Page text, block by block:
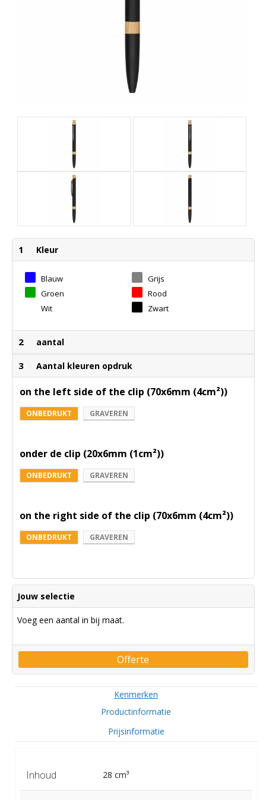
1 Kleur
Blauw
Grijs
Groen
Rood
Wit
Zwart
2 aantal
3 Aantal kleuren opdruk
on the left side of the clip (70x6mm (4cm²))
ONBEDRUKT GRAVEREN
onder de clip (20x6mm (1cm²))
ONBEDRUKT GRAVEREN
on the right side of the clip (70x6mm (4cm²))
ONBEDRUKT GRAVEREN
Jouw selectie
Voeg een aantal in bij maat.
Offerte
Kenmerken
Productinformatie
Prijsinformatie
Inhoud 28 cm³